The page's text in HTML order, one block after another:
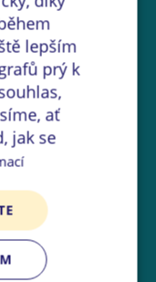
laureáta Ceny
lepším
prý k
ať
jak se